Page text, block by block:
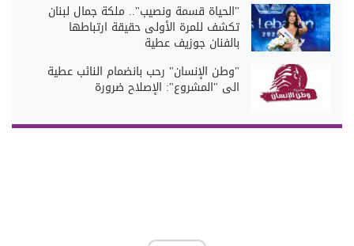
"الحياة قسمة ونصيب".. ملكة جمال لبنان
تكشف للمرة الأولى حقيقة ارتباطها
بالفنان جوزيف عطية
"وطن الإنسان" رحب بانضمام النائب عطية
الى "المشروع": الإصلاح ضرورة